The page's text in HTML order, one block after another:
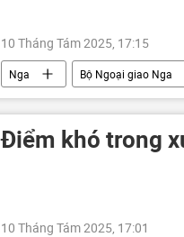
10 Tháng Tám 2025, 17:15
Nga Bộ Ngoại giao Nga
Thế giới
NATO
Điểm khó trong
10 Tháng Tám 2025, 17:01